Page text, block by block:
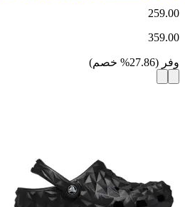
259.00
359.00
وفر (
27.86
% خصم)